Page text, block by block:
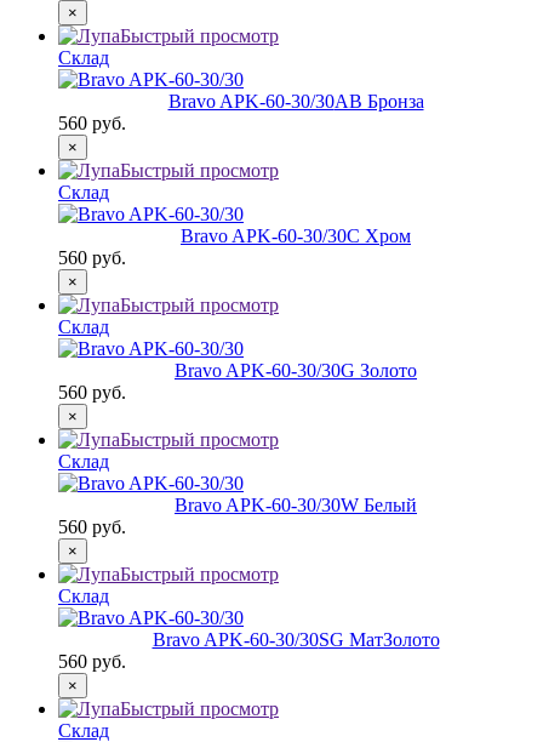
×
Быстрый просмотр
Склад
Bravo AРK-60-30/30AB Бронза
560 руб.
×
Быстрый просмотр
Склад
Bravo AРK-60-30/30C Хром
560 руб.
×
Быстрый просмотр
Склад
Bravo AРK-60-30/30G Золото
560 руб.
×
Быстрый просмотр
Склад
Bravo AРK-60-30/30W Белый
560 руб.
×
Быстрый просмотр
Склад
Bravo AРK-60-30/30SG МатЗолото
560 руб.
×
Быстрый просмотр
Склад